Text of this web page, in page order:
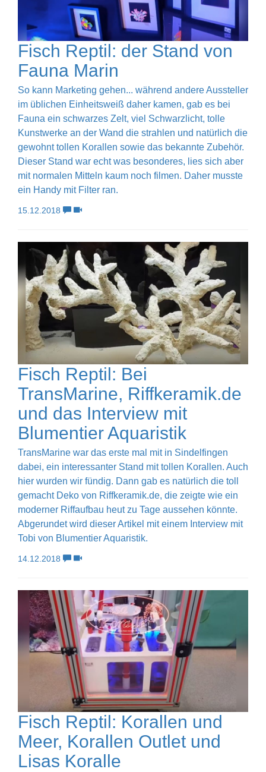
Fisch Reptil: der Stand von
Fauna Marin
So kann Marketing gehen... während andere Aussteller
im üblichen Einheitsweiß daher kamen, gab es bei
Fauna ein schwarzes Zelt, viel Schwarzlicht, tolle
Kunstwerke an der Wand die strahlen und natürlich die
gewohnt tollen Korallen sowie das bekannte Zubehör.
Dieser Stand war echt was besonderes, lies sich aber
mit normalen Mitteln kaum noch filmen. Daher musste
ein Handy mit Filter ran.
15.12.2018
Fisch Reptil: Bei
TransMarine, Riffkeramik.de
und das Interview mit
Blumentier Aquaristik
TransMarine war das erste mal mit in Sindelfingen
dabei, ein interessanter Stand mit tollen Korallen. Auch
hier wurden wir fündig. Dann gab es natürlich die toll
gemacht Deko von Riffkeramik.de, die zeigte wie ein
moderner Riffaufbau heut zu Tage aussehen könnte.
Abgerundet wird dieser Artikel mit einem Interview mit
Tobi von Blumentier Aquaristik.
14.12.2018
Fisch Reptil: Korallen und
Meer, Korallen Outlet und
Lisas Koralle